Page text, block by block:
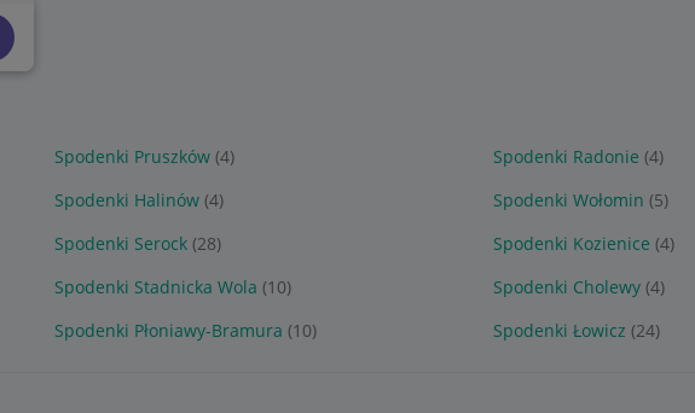
Spodenki Pruszków (4) Spodenki Radonie (4)
Spodenki Halinów (4) Spodenki Wołomin (5)
Spodenki Serock (28) Spodenki Kozienice (4)
Spodenki Stadnicka Wola (10) Spodenki Cholewy (4)
Spodenki Płoniawy-Bramura (10) Spodenki Łowicz (24)